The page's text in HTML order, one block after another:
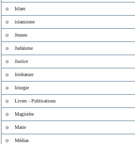
Islam
islamisme
Jeunes
Judaïsme
Justice
littérature
liturgie
Livres - Publications
Magistère
Marie
Médias